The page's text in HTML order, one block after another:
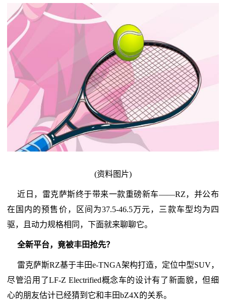
(资料图片)
近日，雷克萨斯终于带来一款重磅新车——RZ，并公布
在国内的预售价，区间为37.5-46.5万元，三款车型均为四
驱，且动力规格相同，下面就来聊聊它。
全新平台，竟被丰田抢先？
雷克萨斯RZ基于丰田e-TNGA架构打造，定位中型SUV，
尽管沿用了LF-Z Electrified概念车的设计有了新面貌，但细
心的朋友估计已经猜到它和丰田bZ4X的关系。